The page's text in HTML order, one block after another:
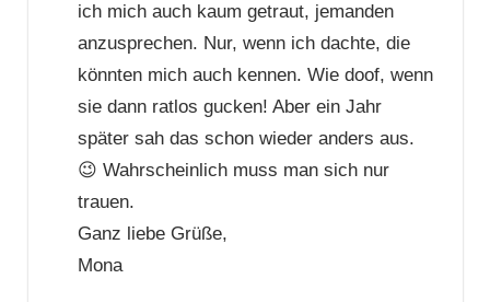
ich mich auch kaum getraut, jemanden
anzusprechen. Nur, wenn ich dachte, die
könnten mich auch kennen. Wie doof, wenn
sie dann ratlos gucken! Aber ein Jahr
später sah das schon wieder anders aus.
😉 Wahrscheinlich muss man sich nur
trauen.
Ganz liebe Grüße,
Mona